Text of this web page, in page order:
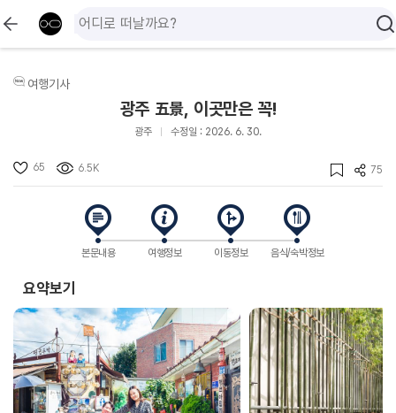
여행기사
광주 五景, 이곳만은 꼭!
광주 수정일 : 2026. 6. 30.
65 6.5K 75
본문내용 여행정보 이동정보 음식/숙박정보
요약보기